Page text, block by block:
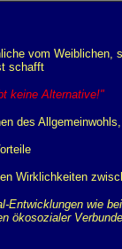
vom
schafft
keine Alternative!"
des
Wirklichkeiten
Entwicklungen wie
ökosozialer